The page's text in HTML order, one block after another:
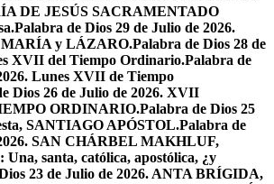
DE JESÚS SACRAMENTADO
Palabra de Dios 29 de Julio de 2026.
y LÁZARO.Palabra de Dios 28 de
XVII del Tiempo Ordinario.Palabra de
Lunes XVII de Tiempo
Dios 26 de Julio de 2026. XVII
ORDINARIO.Palabra de Dios 25
SANTIAGO APÓSTOL.Palabra de
SAN CHÁRBEL MAKHLUF,
santa, católica, apostólica, ¿y
23 de Julio de 2026. ANTA BRÍGIDA,